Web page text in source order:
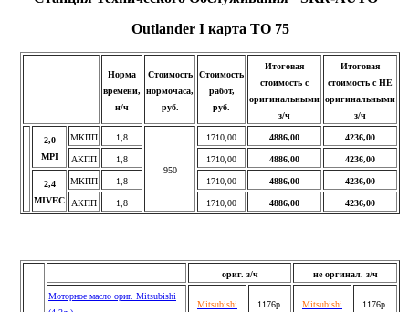
Outlander I карта ТО 75
Норма
времени,
н/ч
Стоимость
нормочаса,
руб.
Стоимость
работ,
руб.
Итоговая
стоимость с
оригинальными
з/ч
Итоговая
стоимость с НЕ
оригинальными
з/ч
2,0
MPI
МКПП 1,8
950
1710,00 4886,00 4236,00
АКПП 1,8 1710,00 4886,00 4236,00
2,4
MIVEC
МКПП 1,8 1710,00 4886,00 4236,00
АКПП 1,8 1710,00 4886,00 4236,00
ориг. з/ч не оргинал. з/ч
Моторное масло ориг. Mitsubishi
Mitsubishi 1176р. Mitsubishi 1176р.